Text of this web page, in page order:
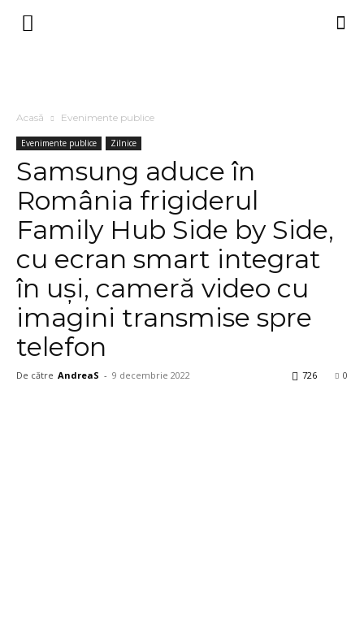
Acasă Evenimente publice
Evenimente publice Zilnice
Samsung aduce în
România frigiderul
Family Hub Side by Side,
cu ecran smart integrat
în uşi, cameră video cu
imagini transmise spre
telefon
De către AndreaS - 9 decembrie 2022 0
726